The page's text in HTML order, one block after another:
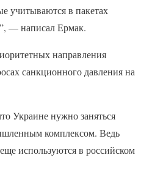
учитываются в пакетах
— написал Ермак.
направления
санкционного давления на
Украине нужно заняться
комплексом. Ведь
используются в российском